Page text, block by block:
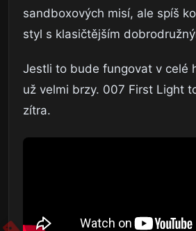
sandboxových misí, ale spíš
styl s klasičtějším
Jestli to bude fungovat v celé
už velmi brzy. 007 First Light
zítra.